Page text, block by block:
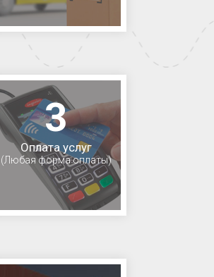
3
Оплата услуг
(Любая форма оплаты)